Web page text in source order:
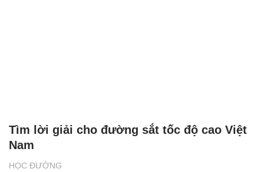
HỌC ĐƯỜNG
Tìm lời giải cho đường sắt tốc độ cao Việt
Nam